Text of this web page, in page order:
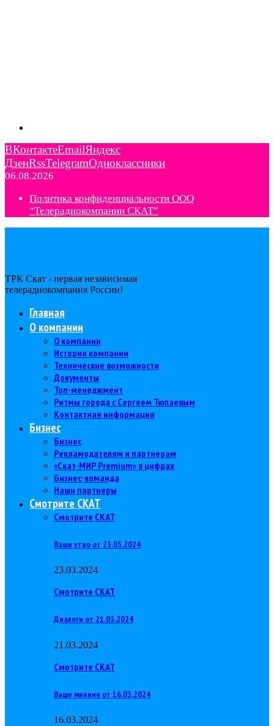
ВКонтактеEmailЯндекс
ДзенRssTelegramОдноклассники
06.08.2026
Политика конфиденциальности ООО
“Телерадиокомпании СКАТ”
ТРК Скат - первая независимая
телерадиокомпания Роcсии!
Главная
О компании
О компании
История компании
Технические возможности
Документы
Топ-менеджмент
Ритмы города с Сергеем Тюпаевым
Контактная информация
Бизнес
Бизнес
Рекламодателям и партнерам
«Скат-МИР Premium» в цифрах
Бизнес-команда
Наши партнеры
Смотрите СКАТ
Смотрите СКАТ
Ваше утро от 23.03.2024
23.03.2024
Смотрите СКАТ
Диалоги от 21.03.2024
21.03.2024
Смотрите СКАТ
Ваше мнение от 16.03.2024
16.03.2024